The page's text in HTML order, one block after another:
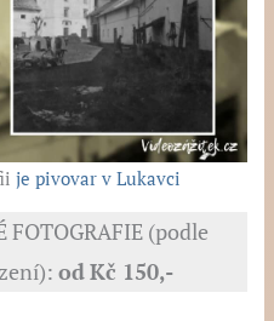
je pivovar v Lukavci
FOTOGRAFIE (podle
odKč 150,-